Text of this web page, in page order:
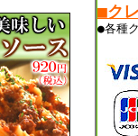
■ク
●各種